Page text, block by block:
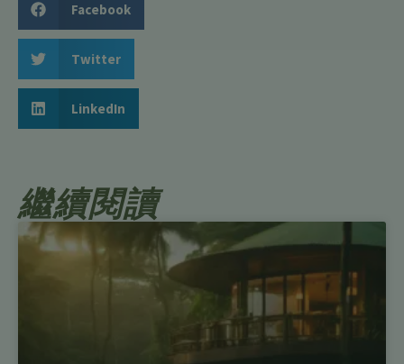
Facebook
Twitter
LinkedIn
繼續閱讀